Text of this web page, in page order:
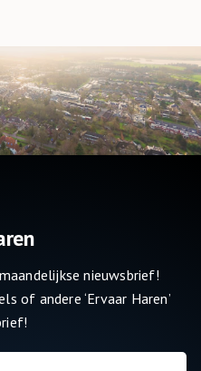
nieuwsbrief!
of andere ‘Ervaar Haren’